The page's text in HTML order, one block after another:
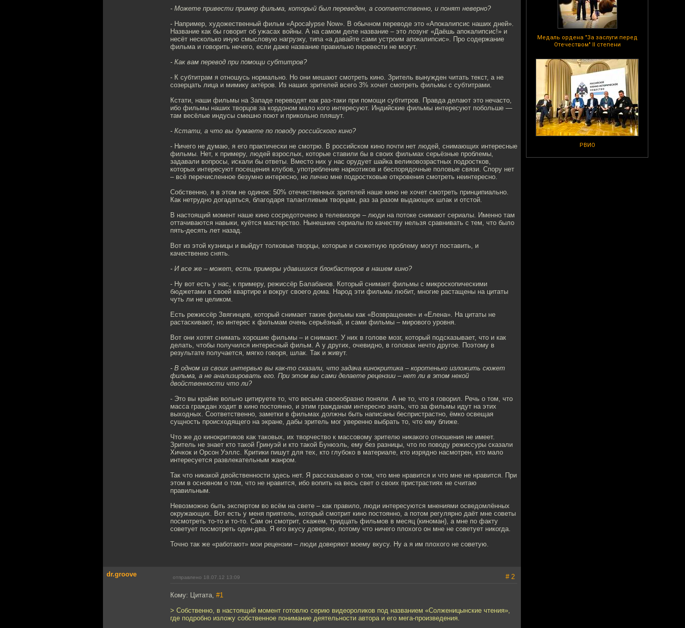
Медаль ордена "За заслуги перед
Отечеством" II степени
РВИО
- Можете привести пример фильма, который был переведен, а соответственно, и понят неверно?
- Например, художественный фильм «Apocalypse Now». В обычном переводе это «Апокалипсис наших дней».
Название как бы говорит об ужасах войны. А на самом деле название – это лозунг «Даёшь апокалипсис!» и
несёт несколько иную смысловую нагрузку, типа «а давайте сами устроим апокалипсис». Про содержание
фильма и говорить нечего, если даже название правильно перевести не могут.
- Как вам перевод при помощи субтитров?
- К субтитрам я отношусь нормально. Но они мешают смотреть кино. Зритель вынужден читать текст, а не
созерцать лица и мимику актёров. Из наших зрителей всего 3% хочет смотреть фильмы с субтитрами.
Кстати, наши фильмы на Западе переводят как раз-таки при помощи субтитров. Правда делают это нечасто,
ибо фильмы наших творцов за кордоном мало кого интересуют. Индийские фильмы интересуют побольше —
там весёлые индусы смешно поют и прикольно пляшут.
- Кстати, а что вы думаете по поводу российского кино?
- Ничего не думаю, я его практически не смотрю. В российском кино почти нет людей, снимающих интересные
фильмы. Нет, к примеру, людей взрослых, которые ставили бы в своих фильмах серьёзные проблемы,
задавали вопросы, искали бы ответы. Вместо них у нас орудует шайка великовозрастных подростков,
которых интересуют посещения клубов, употребление наркотиков и беспорядочные половые связи. Спору нет
– всё перечисленное безумно интересно, но лично мне подростковые откровения смотреть неинтересно.
Собственно, я в этом не одинок: 50% отечественных зрителей наше кино не хочет смотреть принципиально.
Как нетрудно догадаться, благодаря талантливым творцам, раз за разом выдающих шлак и отстой.
В настоящий момент наше кино сосредоточено в телевизоре – люди на потоке снимают сериалы. Именно там
оттачиваются навыки, куётся мастерство. Нынешние сериалы по качеству нельзя сравнивать с тем, что было
пять-десять лет назад.
Вот из этой кузницы и выйдут толковые творцы, которые и сюжетную проблему могут поставить, и
качественно снять.
- И все же – может, есть примеры удавшихся блокбастеров в нашем кино?
- Ну вот есть у нас, к примеру, режиссёр Балабанов. Который снимает фильмы с микроскопическими
бюджетами в своей квартире и вокруг своего дома. Народ эти фильмы любит, многие растащены на цитаты
чуть ли не целиком.
Есть режиссёр Звягинцев, который снимает такие фильмы как «Возвращение» и «Елена». На цитаты не
растаскивают, но интерес к фильмам очень серьёзный, и сами фильмы – мирового уровня.
Вот они хотят снимать хорошие фильмы – и снимают. У них в голове мозг, который подсказывает, что и как
делать, чтобы получился интересный фильм. А у других, очевидно, в головах нечто другое. Поэтому в
результате получается, мягко говоря, шлак. Так и живут.
- В одном из своих интервью вы как-то сказали, что задача кинокритика – коротенько изложить сюжет
фильма, а не анализировать его. При этом вы сами делаете рецензии – нет ли в этом некой
двойственности что ли?
- Это вы крайне вольно цитируете то, что весьма своеобразно поняли. А не то, что я говорил. Речь о том, что
масса граждан ходит в кино постоянно, и этим гражданам интересно знать, что за фильмы идут на этих
выходных. Соответственно, заметки в фильмах должны быть написаны беспристрастно, ёмко освещая
сущность происходящего на экране, дабы зритель мог уверенно выбрать то, что ему ближе.
Что же до кинокритиков как таковых, их творчество к массовому зрителю никакого отношения не имеет.
Зритель не знает кто такой Гринуэй и кто такой Бунюэль, ему без разницы, что по поводу режиссуры сказали
Хичкок и Орсон Уэллс. Критики пишут для тех, кто глубоко в материале, кто изрядно насмотрен, кто мало
интересуется развлекательным жанром.
Так что никакой двойственности здесь нет. Я рассказываю о том, что мне нравится и что мне не нравится. При
этом в основном о том, что не нравится, ибо вопить на весь свет о своих пристрастиях не считаю
правильным.
Невозможно быть экспертом во всём на свете – как правило, люди интересуются мнениями осведомлённых
окружающих. Вот есть у меня приятель, который смотрит кино постоянно, а потом регулярно даёт мне советы
посмотреть то-то и то-то. Сам он смотрит, скажем, тридцать фильмов в месяц (киноман), а мне по факту
советует посмотреть один-два. Я его вкусу доверяю, потому что ничего плохого он мне не советует никогда.
Точно так же «работают» мои рецензии – люди доверяют моему вкусу. Ну а я им плохого не советую.
dr.groove отправлено 18.07.12 13:09 # 2
Кому: Цитата, #1
> Собственно, в настоящий момент готовлю серию видеороликов под названием «Солженицынские чтения»,
где подробно изложу собственное понимание деятельности автора и его мега-произведения.